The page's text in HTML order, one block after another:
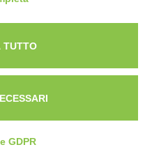
Webmaster
TUTTO
GDPR